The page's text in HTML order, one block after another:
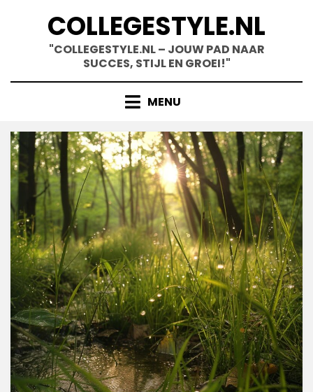
COLLEGESTYLE.NL
"COLLEGESTYLE.NL – JOUW PAD NAAR
SUCCES, STIJL EN GROEI!"
MENU